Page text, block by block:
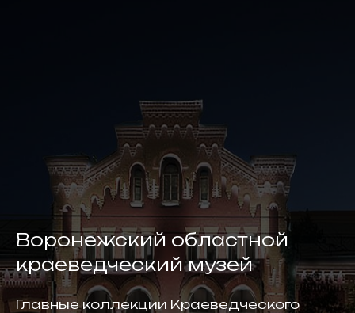
Воронежский областной
краеведческий музей
Главные коллекции Краеведческого